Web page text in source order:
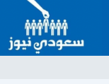
المحتوى